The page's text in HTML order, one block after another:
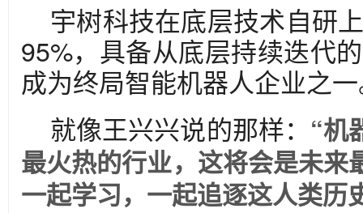
宇树科技在底层技术自研
95%，具备从底层持续迭代
成为终局智能机器人企业之
就像王兴兴说的那样： “机
最火热的行业，这将会是未来
一起学习，一起追逐这人类历